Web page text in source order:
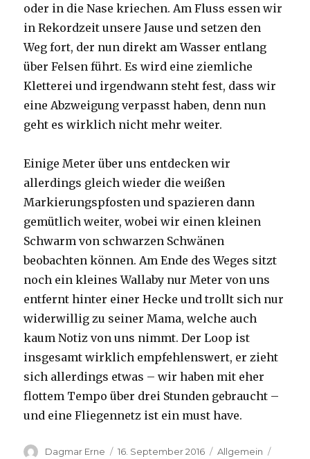
oder in die Nase kriechen. Am Fluss essen wir
in Rekordzeit unsere Jause und setzen den
Weg fort, der nun direkt am Wasser entlang
über Felsen führt. Es wird eine ziemliche
Kletterei und irgendwann steht fest, dass wir
eine Abzweigung verpasst haben, denn nun
geht es wirklich nicht mehr weiter.
Einige Meter über uns entdecken wir
allerdings gleich wieder die weißen
Markierungspfosten und spazieren dann
gemütlich weiter, wobei wir einen kleinen
Schwarm von schwarzen Schwänen
beobachten können. Am Ende des Weges sitzt
noch ein kleines Wallaby nur Meter von uns
entfernt hinter einer Hecke und trollt sich nur
widerwillig zu seiner Mama, welche auch
kaum Notiz von uns nimmt. Der Loop ist
insgesamt wirklich empfehlenswert, er zieht
sich allerdings etwas – wir haben mit eher
flottem Tempo über drei Stunden gebraucht –
und eine Fliegennetz ist ein must have.
Autor
Dagmar Erne
Veröffentlicht
16. September 2016 Kategorien
Allgemein